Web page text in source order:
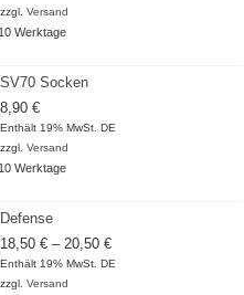
zzgl. Versand
Werktage
SV70 Socken
8,90 €
Enthält 19% MwSt. DE
zzgl. Versand
Werktage
Defense
18,50 € – 20,50 €Preisspanne:
18,50 €
Enthält 19% MwSt. DE
zzgl. Versand